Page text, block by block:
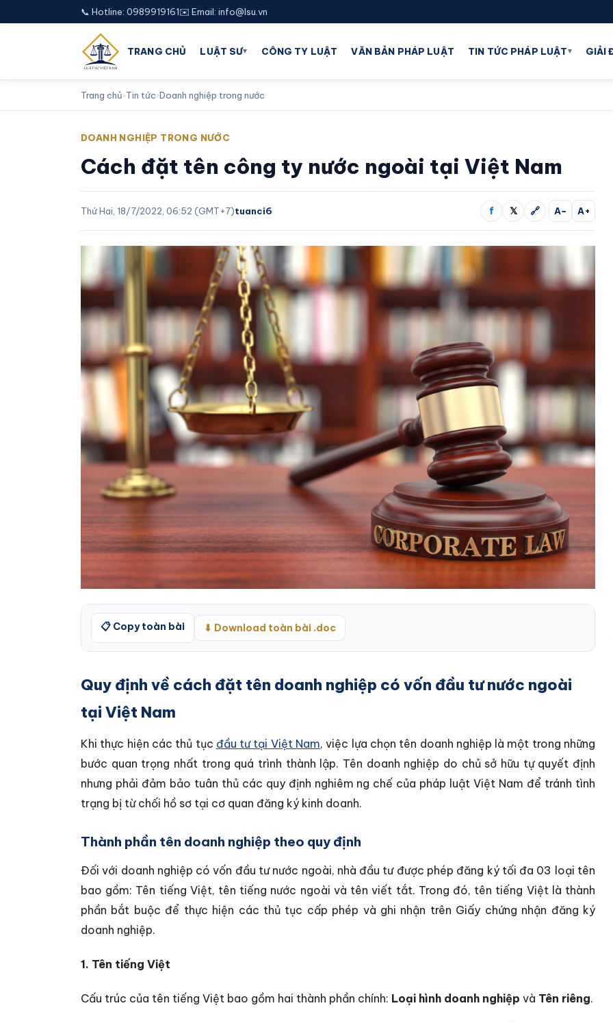
📞 Hotline: 0989919161✉️ Email: info@lsu.vn
TRANG CHỦ LUẬT SƯ▾ CÔNG TY LUẬT VĂN BẢN PHÁP LUẬT TIN TỨC PHÁP LUẬT▾ GIẢI
Trang chủ›Tin tức›Doanh nghiệp trong nước
DOANH NGHIỆP TRONG NƯỚC
Cách đặt tên công ty nước ngoài tại Việt Nam
Thứ Hai, 18/7/2022, 06:52 (GMT+7)tuanci6 f 𝕏 🔗 A− A+
📋 Copy toàn bài ⬇ Download toàn bài .doc
Quy định về cách đặt tên doanh nghiệp có vốn đầu tư nước ngoài
tại Việt Nam
Khi thực hiện các thủ tục đầu tư tại Việt Nam, việc lựa chọn tên doanh nghiệp là một trong những
bước quan trọng nhất trong quá trình thành lập. Tên doanh nghiệp do chủ sở hữu tự quyết định
nhưng phải đảm bảo tuân thủ các quy định nghiêm ng chế của pháp luật Việt Nam để tránh tình
trạng bị từ chối hồ sơ tại cơ quan đăng ký kinh doanh.
Thành phần tên doanh nghiệp theo quy định
Đối với doanh nghiệp có vốn đầu tư nước ngoài, nhà đầu tư được phép đăng ký tối đa 03 loại tên
bao gồm: Tên tiếng Việt, tên tiếng nước ngoài và tên viết tắt. Trong đó, tên tiếng Việt là thành
phần bắt buộc để thực hiện các thủ tục cấp phép và ghi nhận trên Giấy chứng nhận đăng ký
doanh nghiệp.
1. Tên tiếng Việt
Cấu trúc của tên tiếng Việt bao gồm hai thành phần chính: Loại hình doanh nghiệp và Tên riêng.